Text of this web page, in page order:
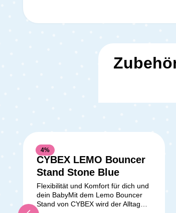
4%
Durchschnittliche
CYBEX LEMO Bouncer
Stand Stone Blue
Flexibilität und Komfort für dich und
dein BabyMit dem Lemo Bouncer
Stand von CYBEX wird der Alltag